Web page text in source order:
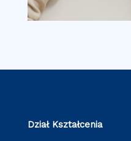
Dział Kształcenia